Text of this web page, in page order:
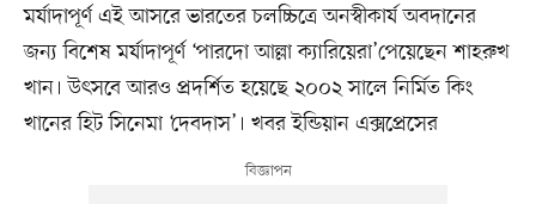
মর্যাদাপূর্ণ এই আসরে ভারতের চলচ্চিত্রে অনস্বীকার্য অবদানের
জন্য বিশেষ মর্যাদাপূর্ণ ‘পারদো আল্লা ক্যারিয়েরা’পেয়েছেন শাহরুখ
খান। উৎসবে আরও প্রদর্শিত হয়েছে ২০০২ সালে নির্মিত কিং
খানের হিট সিনেমা ‘দেবদাস’। খবর ইন্ডিয়ান এক্সপ্রেসের